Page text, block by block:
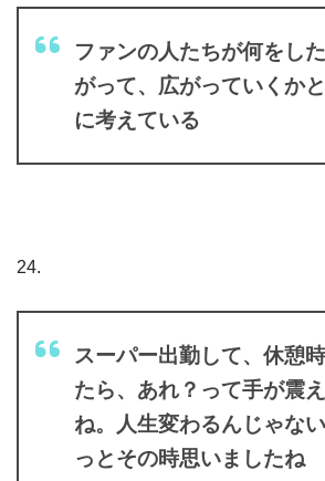
ファンの人たちが何をし
がって、広がっていくか
に考えている
24.
スーパー出勤して、休憩
たら、あれ？って手が震
ね。
人生変わるんじゃない
っとその時思いましたね